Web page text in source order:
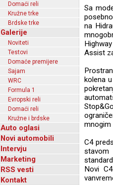
Domaći reli
Kružne trke
Brdske trke
Galerije
Noviteti
Testovi
Domaće premijere
Sajam
WRC
Formula 1
Evropski reli
Domaći reli
Kružne i brdske
Auto oglasi
Novi automobili
Intervju
Marketing
RSS vesti
Kontakt
Sa
na
Assist
kolena
mnogim
C4
stavom
Novi